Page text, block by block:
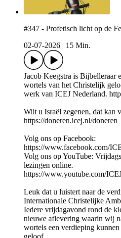
#347 - Profetisch licht op de
02-07-2026
15 Min.
Jacob Keegstra is Bijbelleraar
wortels van het Christelijk
werk van ICEJ Nederland.
Wilt u Israël zegenen, dat kan
https://doneren.icej.nl/doneren
Volg ons op Facebook:
https://www.facebook.com/
Volg ons op YouTube:
lezingen online.
https://www.youtube.com/
Leuk dat u luistert naar de
Internationale Christelijke
Iedere vrijdagavond rond de
nieuwe aflevering waarin wij
wortels een verdieping